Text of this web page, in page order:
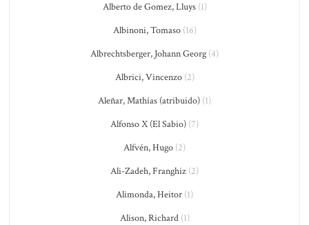
Alberto de Gomez, Lluys(1)
Albinoni, Tomaso(16)
Albrechtsberger, Johann Georg (4)
Albrici, Vincenzo(2)
Aleñar, Mathías (atribuido) (1)
Alfonso X (El Sabio) (7)
Alfvén, Hugo (2)
Ali-Zadeh, Franghiz (2)
Alimonda, Heitor (1)
Alison, Richard(1)